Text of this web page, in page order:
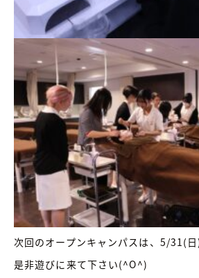
次回のオープンキャンパスは、5/31(
是非遊びに来て下さい(^O^)